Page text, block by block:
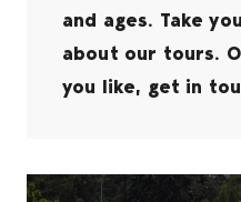
and ages. Take
about our tours.
you like, get in